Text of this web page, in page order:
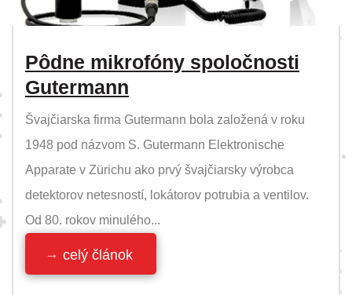
Pôdne mikrofóny spoločnosti
Gutermann
Švajčiarska firma Gutermann bola založená v roku
1948 pod názvom S. Gutermann Elektronische
Apparate v Zürichu ako prvý švajčiarsky výrobca
detektorov netesností, lokátorov potrubia a ventilov.
Od 80. rokov minulého...
celý článok